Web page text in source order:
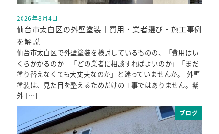
投稿日
2026年8月4日
仙台市太白区の外壁塗装｜費用・業者選び・施工事例
を解説
仙台市太白区で外壁塗装を検討しているものの、「費用はい
くらかかるのか」「どの業者に相談すればよいのか」「まだ
塗り替えなくても大丈夫なのか」と迷っていませんか。 外壁
塗装は、見た目を整えるためだけの工事ではありません。紫
外 […]
ブログ